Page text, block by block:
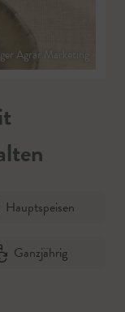
Agrar Marketing
Hauptspeisen
Ganzjährig